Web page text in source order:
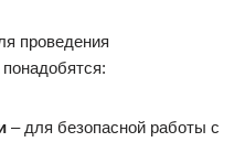
проведения
– для безопасной работы с